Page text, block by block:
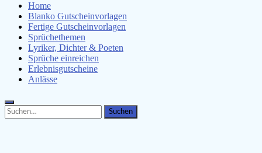
Home
Blanko Gutscheinvorlagen
Fertige Gutscheinvorlagen
Sprüchethemen
Lyriker, Dichter & Poeten
Sprüche einreichen
Erlebnisgutscheine
Anlässe
Search
for:
Search